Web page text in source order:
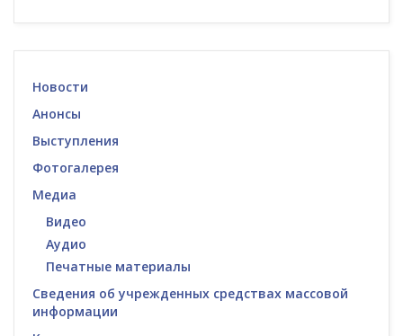
Новости
Анонсы
Выступления
Фотогалерея
Медиа
Видео
Аудио
Печатные материалы
Сведения об учрежденных средствах массовой
информации